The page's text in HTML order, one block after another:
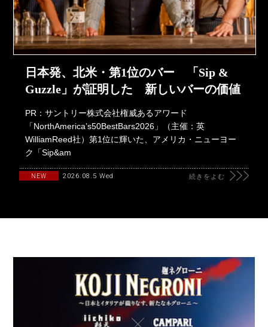
日本発、北米・第1位のバー 「Sip &
Guzzle」が証明した 新しいバーの価値
PR：サントリー株式会社権威あるアワード
「NorthAmerica’s50BestBars2026」（主催：英
WilliamReed社）第1位に輝いた、アメリカ・ニューヨー
ク「Sip&am
NEW 2026.08.5 Wed 続きをよむ